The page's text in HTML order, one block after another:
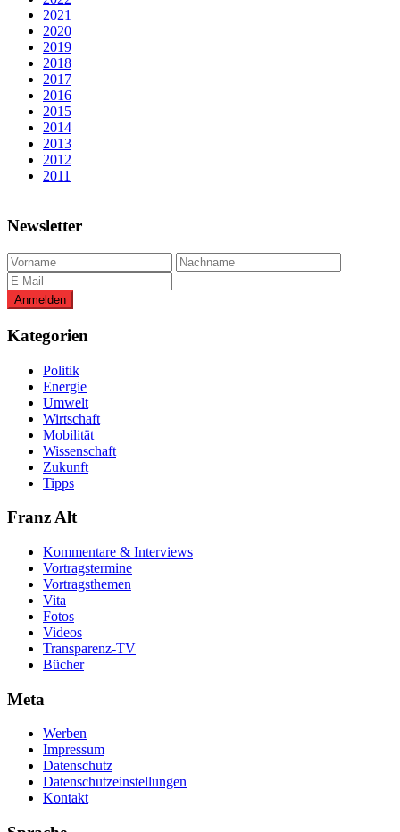
2021
2020
2019
2018
2017
2016
2015
2014
2013
2012
2011
Newsletter
Kategorien
Politik
Energie
Umwelt
Wirtschaft
Mobilität
Wissenschaft
Zukunft
Tipps
Franz Alt
Kommentare & Interviews
Vortragstermine
Vortragsthemen
Vita
Fotos
Videos
Transparenz-TV
Bücher
Meta
Werben
Impressum
Datenschutz
Datenschutzeinstellungen
Kontakt